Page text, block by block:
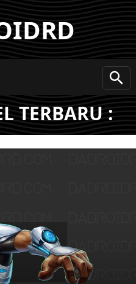
TERBARU :